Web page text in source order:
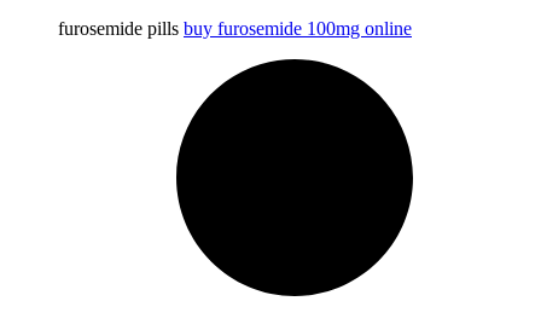
furosemide pills buy furosemide 100mg online